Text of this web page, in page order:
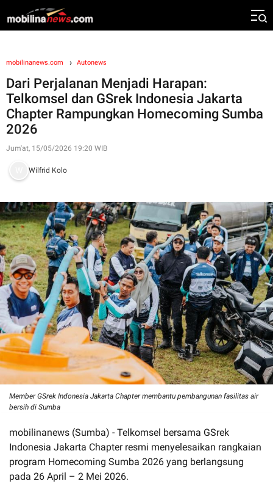
mobilinanews.com Autonews
Dari Perjalanan Menjadi Harapan:
Telkomsel dan GSrek Indonesia Jakarta
Chapter Rampungkan Homecoming Sumba
2026
Jum'at, 15/05/2026 19:20 WIB
Wilfrid Kolo
Member GSrek Indonesia Jakarta Chapter membantu pembangunan fasilitas air
bersih di Sumba
mobilinanews (Sumba) - Telkomsel bersama GSrek
Indonesia Jakarta Chapter resmi menyelesaikan rangkaian
program Homecoming Sumba 2026 yang berlangsung
pada 26 April – 2 Mei 2026.